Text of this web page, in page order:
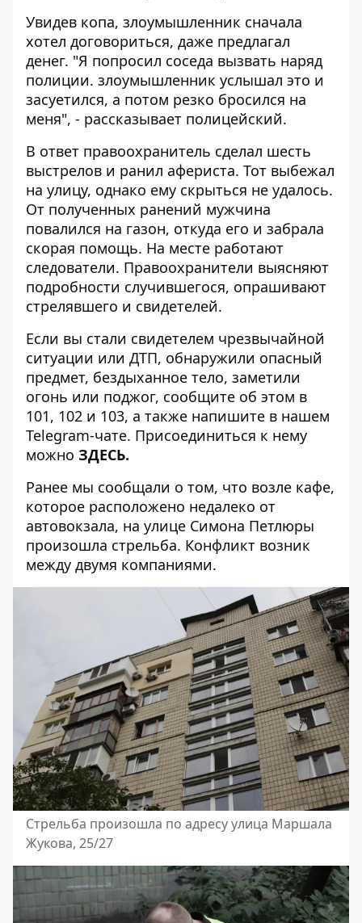
Увидев копа, злоумышленник сначала
хотел договориться, даже предлагал
денег. "Я попросил соседа вызвать наряд
полиции. злоумышленник услышал это и
засуетился, а потом резко бросился на
меня", - рассказывает полицейский.
В ответ правоохранитель сделал шесть
выстрелов и ранил афериста. Тот выбежал
на улицу, однако ему скрыться не удалось.
От полученных ранений мужчина
повалился на газон, откуда его и забрала
скорая помощь. На месте работают
следователи. Правоохранители выясняют
подробности случившегося, опрашивают
стрелявшего и свидетелей.
Если вы стали свидетелем чрезвычайной
ситуации или ДТП, обнаружили опасный
предмет, бездыханное тело, заметили
огонь или поджог, сообщите об этом в
101, 102 и 103, а также напишите в нашем
Telegram-чате. Присоединиться к нему
можно ЗДЕСЬ.
Ранее мы сообщали о том, что возле кафе,
которое расположено недалеко от
автовокзала, на улице Симона Петлюры
произошла стрельба. Конфликт возник
между двумя компаниями.
Стрельба произошла по адресу улица Маршала
Жукова, 25/27